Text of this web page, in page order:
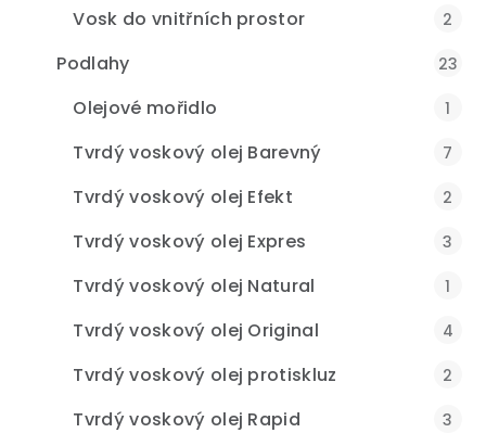
Vosk do vnitřních prostor 2
Podlahy 23
Olejové mořidlo 1
Tvrdý voskový olej Barevný 7
Tvrdý voskový olej Efekt 2
Tvrdý voskový olej Expres 3
Tvrdý voskový olej Natural 1
Tvrdý voskový olej Original 4
Tvrdý voskový olej protiskluz 2
Tvrdý voskový olej Rapid 3